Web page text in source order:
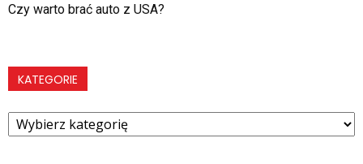
Czy warto brać auto z USA?
KATEGORIE
Kategorie